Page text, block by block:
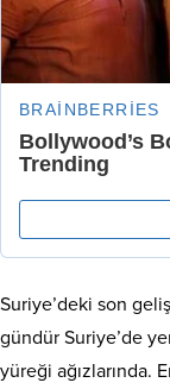
Suriye’deki son
gündür Suriye’de
yüreği ağızlarında.